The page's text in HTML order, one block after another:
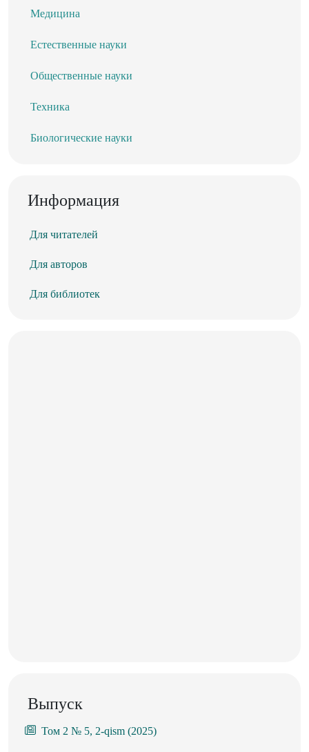
Медицина
Естественные науки
Общественные науки
Техника
Биологические науки
Информация
Для читателей
Для авторов
Для библиотек
Выпуск
Том 2 № 5, 2-qism (2025)